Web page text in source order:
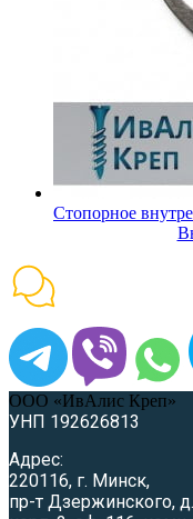
Стопорное
ООО «ИвАлис Креп»
УНП 192626813
Адрес:
220116, г. Минск,
пр-т Дзержинского,